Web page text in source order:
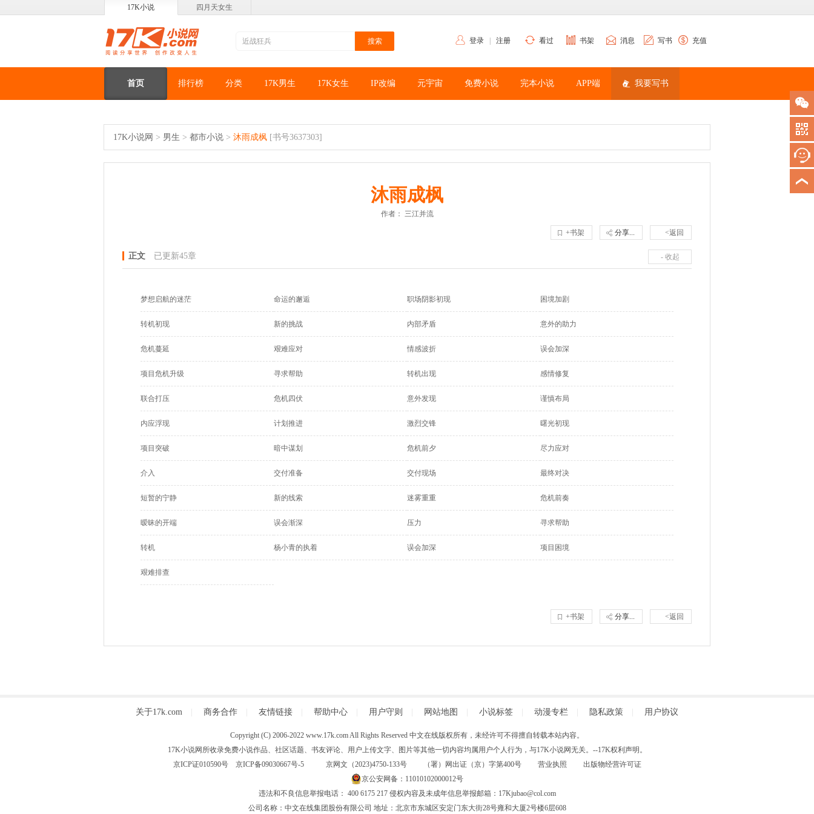
17K小说 四月天女生
登录 注册 看过 书架 消息 写书 充值
首页 排行榜 分类 17K男生 17K女生 IP改编 元宇宙 免费小说 完本小说 APP端 我要写书
17K小说网 > 男生 > 都市小说 > 沐雨成枫 [书号3637303]
沐雨成枫
作者： 三江并流
<返回
分享...
+书架
- 收起
正文 已更新45章
梦想启航的迷茫 命运的邂逅 职场阴影初现 困境加剧
转机初现 新的挑战 内部矛盾 意外的助力
危机蔓延 艰难应对 情感波折 误会加深
项目危机升级 寻求帮助 转机出现 感情修复
联合打压 危机四伏 意外发现 谨慎布局
内应浮现 计划推进 激烈交锋 曙光初现
项目突破 暗中谋划 危机前夕 尽力应对
介入 交付准备 交付现场 最终对决
短暂的宁静 新的线索 迷雾重重 危机前奏
暧昧的开端 误会渐深 压力 寻求帮助
转机 杨小青的执着 误会加深 项目困境
艰难排查
<返回
分享...
+书架
关于17k.com 商务合作 友情链接 帮助中心 用户守则 网站地图 小说标签 动漫专栏 隐私政策 用户协议
Copyright (C) 2006-2022 www.17k.com All Rights Reserved 中文在线版权所有，未经许可不得擅自转载本站内容。
17K小说网所收录免费小说作品、社区话题、书友评论、用户上传文字、图片等其他一切内容均属用户个人行为，与17K小说网无关。--17K权利声明。
京ICP证010590号 京ICP备09030667号-5京网文（2023)4750-133号 （署）网出证（京）字第400号 营业执照
出版物经营许可证
京公安网备：11010102000012号
违法和不良信息举报电话： 400 6175 217 侵权内容及未成年信息举报邮箱：17Kjubao@col.com
公司名称：中文在线集团股份有限公司 地址：北京市东城区安定门东大街28号雍和大厦2号楼6层608